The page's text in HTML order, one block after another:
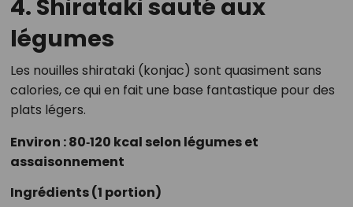
4. Shirataki sauté aux
légumes
Les nouilles shirataki (konjac) sont quasiment sans
calories, ce qui en fait une base fantastique pour des
plats légers.
Environ : 80‑120 kcal selon légumes et
assaisonnement
Ingrédients (1 portion)